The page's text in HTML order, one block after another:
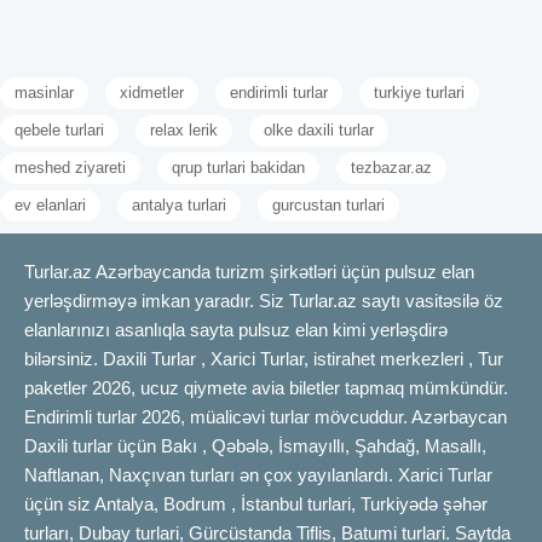
masinlar xidmetler endirimli turlar turkiye turlari
qebele turlari relax lerik olke daxili turlar
meshed ziyareti qrup turlari bakidan tezbazar.az
ev elanlari antalya turlari gurcustan turlari
Turlar.az Azərbaycanda turizm şirkətləri üçün pulsuz elan
yerləşdirməyə imkan yaradır. Siz Turlar.az saytı vasitəsilə öz
elanlarınızı asanlıqla sayta pulsuz elan kimi yerləşdirə
bilərsiniz. Daxili Turlar , Xarici Turlar, istirahet merkezleri , Tur
paketler 2026, ucuz qiymete avia biletler tapmaq mümkündür.
Endirimli turlar 2026, müalicəvi turlar mövcuddur. Azərbaycan
Daxili turlar üçün Bakı , Qəbələ, İsmayıllı, Şahdağ, Masallı,
Naftlanan, Naxçıvan turları ən çox yayılanlardı. Xarici Turlar
üçün siz Antalya, Bodrum , İstanbul turlari, Turkiyədə şəhər
turları, Dubay turlari, Gürcüstanda Tiflis, Batumi turlari. Saytda